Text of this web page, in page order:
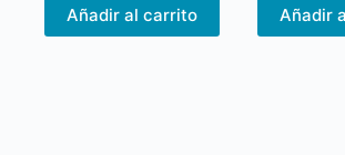
Añadir al carrito Añadir